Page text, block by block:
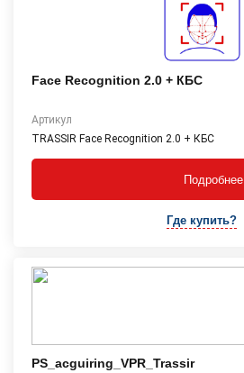
Face Recognition 2.0 + КБС
Артикул
TRASSIR Face Recognition 2.0 + КБС
Подробнее
Где купить?
PS_acguiring_VPR_Trassir